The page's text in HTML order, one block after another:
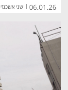
06.01.26
| שני אשכנזי